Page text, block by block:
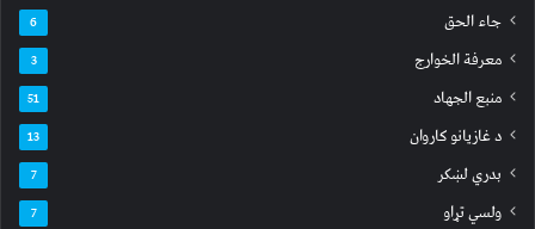
جاء الحق 6
معرفة الخوارج 3
منبع الجهاد 51
د غازیانو کاروان 13
بدري لښکر 7
ولسي تړاو 7